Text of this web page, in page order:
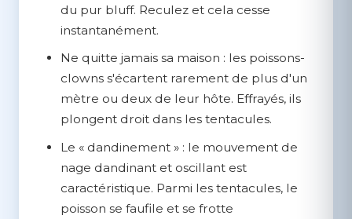
du pur bluff. Reculez et cela cesse
instantanément.
Ne quitte jamais sa maison : les poissons-
clowns s'écartent rarement de plus d'un
mètre ou deux de leur hôte. Effrayés, ils
plongent droit dans les tentacules.
Le « dandinement » : le mouvement de
nage dandinant et oscillant est
caractéristique. Parmi les tentacules, le
poisson se faufile et se frotte